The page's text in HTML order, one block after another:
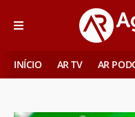
INÍCIO AR TV AR